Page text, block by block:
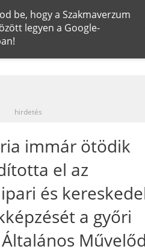
be, hogy a Szakmaverzum
legyen a Google-
hirdetés
immár ötödik
el az
és
a győri